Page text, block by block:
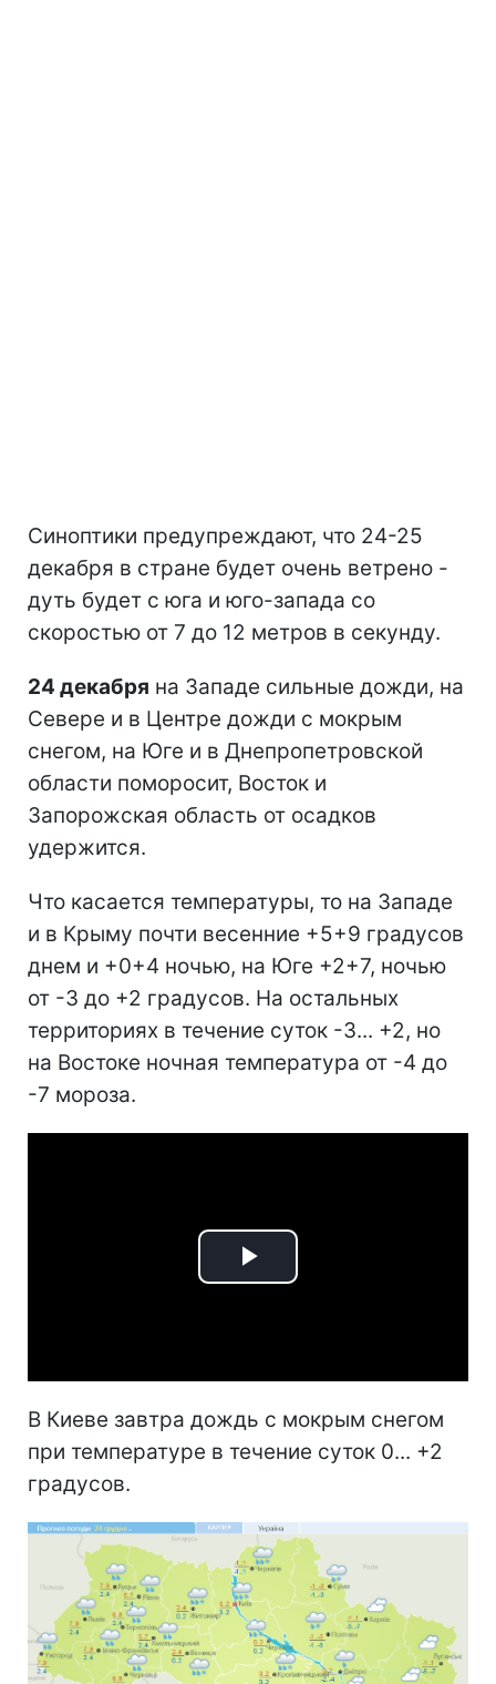
Синоптики предупреждают, что 24-25
декабря в стране будет очень ветрено -
дуть будет с юга и юго-запада со
скоростью от 7 до 12 метров в секунду.
24 декабря на Западе сильные дожди, на
Севере и в Центре дожди с мокрым
снегом, на Юге и в Днепропетровской
области поморосит, Восток и
Запорожская область от осадков
удержится.
Что касается температуры, то на Западе
и в Крыму почти весенние +5+9 градусов
днем и +0+4 ночью, на Юге +2+7, ночью
от -3 до +2 градусов. На остальных
территориях в течение суток -3... +2, но
на Востоке ночная температура от -4 до
-7 мороза.
Play
В Киеве завтра дождь с мокрым снегом
при температуре в течение суток 0... +2
градусов.